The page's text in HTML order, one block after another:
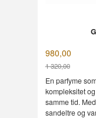
980,00
1 320,00
Rabatt
En parfyme
kompleksitet
samme tid.
sandeltre og